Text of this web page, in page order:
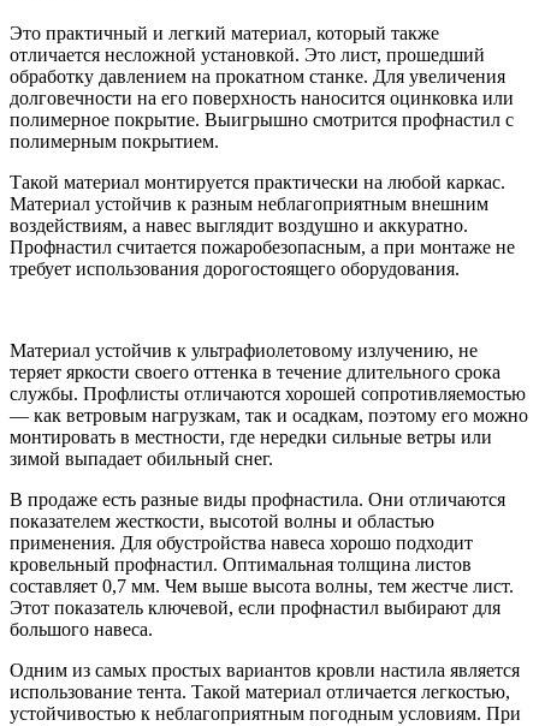
Это практичный и легкий материал, который также
отличается несложной установкой. Это лист, прошедший
обработку давлением на прокатном станке. Для увеличения
долговечности на его поверхность наносится оцинковка или
полимерное покрытие. Выигрышно смотрится профнастил с
полимерным покрытием.
Такой материал монтируется практически на любой каркас.
Материал устойчив к разным неблагоприятным внешним
воздействиям, а навес выглядит воздушно и аккуратно.
Профнастил считается пожаробезопасным, а при монтаже не
требует использования дорогостоящего оборудования.
Материал устойчив к ультрафиолетовому излучению, не
теряет яркости своего оттенка в течение длительного срока
службы. Профлисты отличаются хорошей сопротивляемостью
— как ветровым нагрузкам, так и осадкам, поэтому его можно
монтировать в местности, где нередки сильные ветры или
зимой выпадает обильный снег.
В продаже есть разные виды профнастила. Они отличаются
показателем жесткости, высотой волны и областью
применения. Для обустройства навеса хорошо подходит
кровельный профнастил. Оптимальная толщина листов
составляет 0,7 мм. Чем выше высота волны, тем жестче лист.
Этот показатель ключевой, если профнастил выбирают для
большого навеса.
Одним из самых простых вариантов кровли настила является
использование тента. Такой материал отличается легкостью,
устойчивостью к неблагоприятным погодным условиям. При